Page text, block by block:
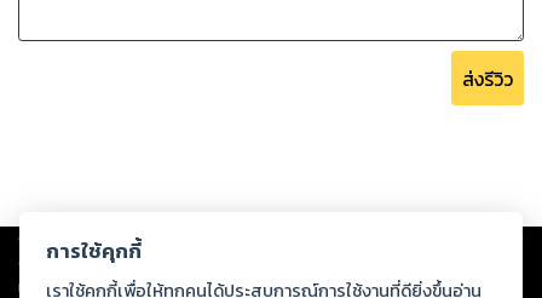
ส่งรีวิว
Copyright © 2026
ต่อผลงานหรือเนื้อหาใดที่อัปโหลดผ่านเว็บไซต์และปรากฏว่าละเมิดสิทธิใน
ทรัพย์สินทางปัญญาของบุคคลอื่นหรือขัดต่อกฎหมายและศีลธรรม ดังนั้น ผู้อ่าน
การใช้คุกกี้
เราใช้คุกกี้เพื่อให้ทุกคนได้ประสบการณ์การใช้งานที่ดียิ่งขึ้นอ่าน